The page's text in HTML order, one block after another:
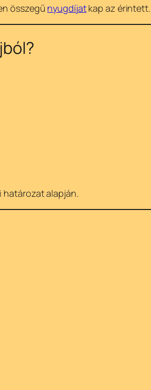
összegű nyugdíjatkap az érintett.
határozat alapján.